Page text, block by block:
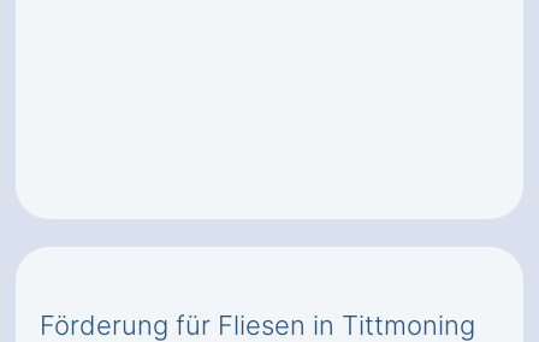
Förderung für Fliesen in Tittmoning